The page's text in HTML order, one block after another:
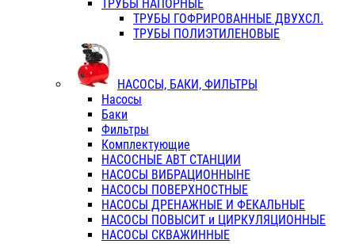
ТРУБЫ НАПОРНЫЕ
ТРУБЫ ГОФРИРОВАННЫЕ ДВУХСЛ.
ТРУБЫ ПОЛИЭТИЛЕНОВЫЕ
НАСОСЫ, БАКИ, ФИЛЬТРЫ
Насосы
Баки
Фильтры
Комплектующие
НАСОСНЫЕ АВТ СТАНЦИИ
НАСОСЫ ВИБРАЦИОННЫНЕ
НАСОСЫ ПОВЕРХНОСТНЫЕ
НАСОСЫ ДРЕНАЖНЫЕ И ФЕКАЛЬНЫЕ
НАСОСЫ ПОВЫСИТ и ЦИРКУЛЯЦИОННЫЕ
НАСОСЫ СКВАЖИННЫЕ